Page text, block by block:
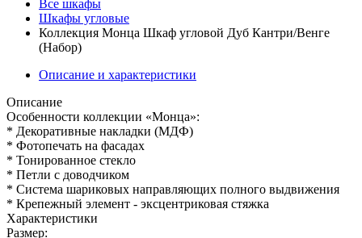
Все шкафы
Шкафы угловые
Коллекция Монца Шкаф угловой Дуб Кантри/Венге
(Набор)
Описание и характеристики
Описание
Особенности коллекции «Монца»:
* Декоративные накладки (МДФ)
* Фотопечать на фасадах
* Тонированное стекло
* Петли с доводчиком
* Система шариковых направляющих полного выдвижения
* Крепежный элемент - эксцентриковая стяжка
Характеристики
Размер: